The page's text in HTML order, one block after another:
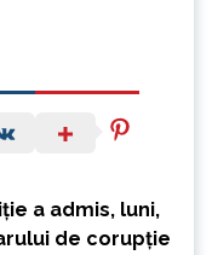
a admis, luni,
de corupție